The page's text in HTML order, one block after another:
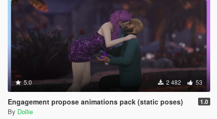
5.0 2 482 53
Engagement propose animations pack (static poses) 1.0
By Dollie